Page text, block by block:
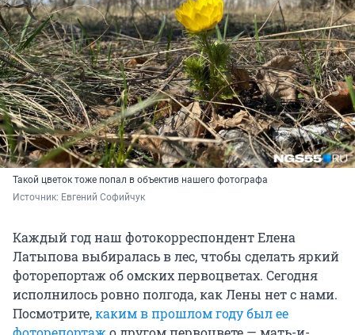
Такой цветок тоже попал в объектив нашего фотографа
Источник: Евгений Софийчук
Каждый год наш фотокорреспондент Елена
Латыпова выбиралась в лес, чтобы сделать яркий
фоторепортаж об омских первоцветах. Сегодня
исполнилось ровно полгода, как Лены нет с нами.
Посмотрите,каким в прошлом году был ее